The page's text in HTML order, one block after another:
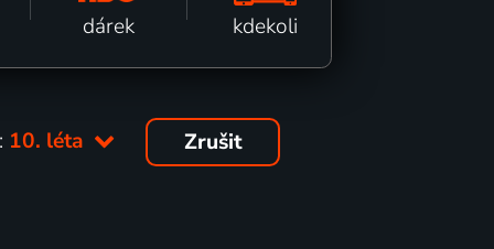
dárek kdekoli
10. léta Zrušit